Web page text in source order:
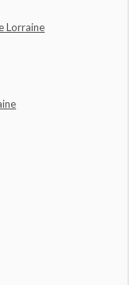
Lorraine